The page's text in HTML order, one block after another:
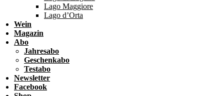
Lago Maggiore
Lago d’Orta
Wein
Magazin
Abo
Jahresabo
Geschenkabo
Testabo
Newsletter
Facebook